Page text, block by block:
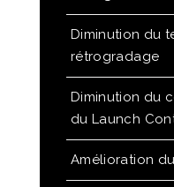
Diminution du
rétrogradage
Diminution du
du Launch
Amélioration